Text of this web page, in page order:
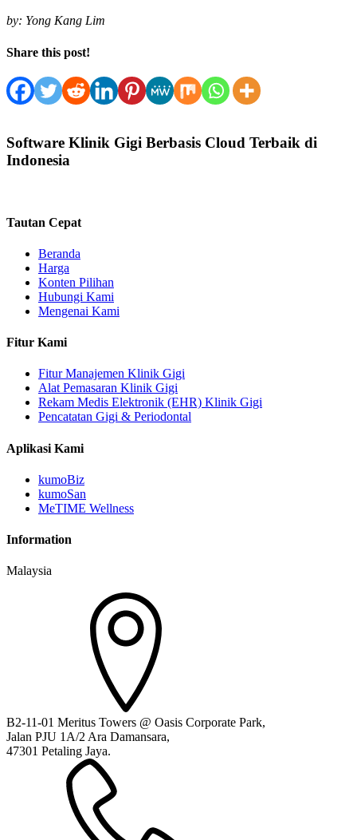
by: Yong Kang Lim
Share this post!
Software Klinik Gigi Berbasis Cloud Terbaik di
Indonesia​
Tautan Cepat
Beranda
Harga
Konten Pilihan
Hubungi Kami
Mengenai Kami
Fitur Kami
Fitur Manajemen Klinik Gigi
Alat Pemasaran Klinik Gigi
Rekam Medis Elektronik (EHR) Klinik Gigi
Pencatatan Gigi & Periodontal
Aplikasi Kami
kumoBiz
kumoSan
MeTIME Wellness
Information
Malaysia
B2-11-01 Meritus Towers @ Oasis Corporate Park,
Jalan PJU 1A/2 Ara Damansara,
47301 Petaling Jaya.